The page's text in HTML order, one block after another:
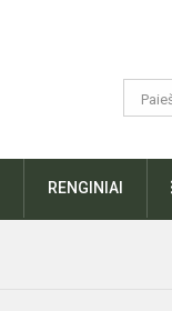
RENGINIAI